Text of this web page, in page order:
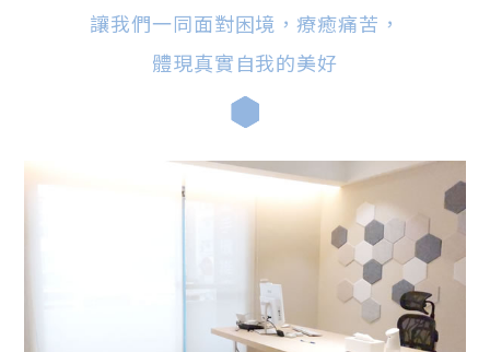
讓我們一同面對困境，療癒痛苦，
體現真實自我的美好